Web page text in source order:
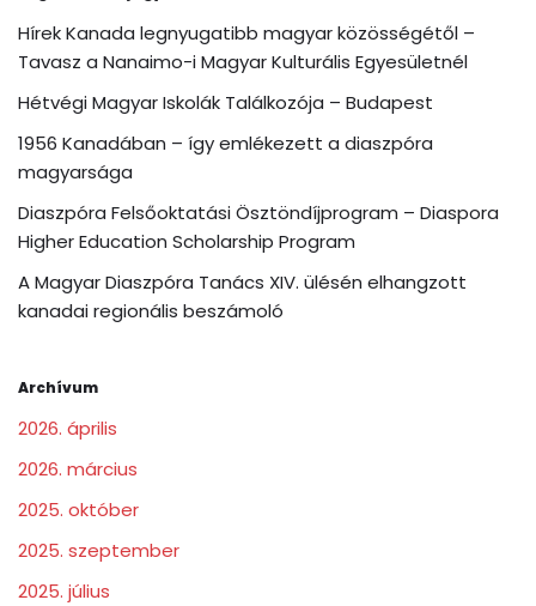
Hírek Kanada legnyugatibb magyar közösségétől –
Tavasz a Nanaimo-i Magyar Kulturális Egyesületnél
Hétvégi Magyar Iskolák Találkozója – Budapest
1956 Kanadában – így emlékezett a diaszpóra
magyarsága
Diaszpóra Felsőoktatási Ösztöndíjprogram – Diaspora
Higher Education Scholarship Program
A Magyar Diaszpóra Tanács XIV. ülésén elhangzott
kanadai regionális beszámoló
Archívum
2026. április
2026. március
2025. október
2025. szeptember
2025. július